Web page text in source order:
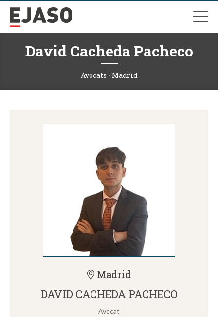
David Cacheda Pacheco
Avocats • Madrid
Madrid
DAVID CACHEDA PACHECO
Avocat